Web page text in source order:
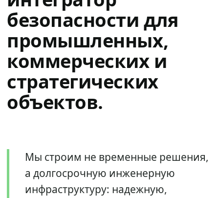
безопасности для
промышленных,
коммерческих и
стратегических
объектов.
Мы строим не временные решения,
а долгосрочную инженерную
инфраструктуру: надежную,